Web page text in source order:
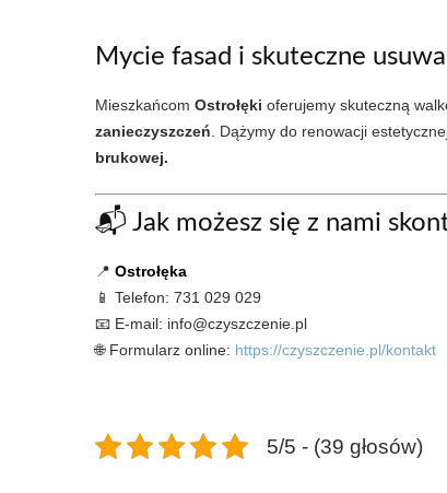
Mycie fasad i skuteczne
Mieszkańcom Ostrołęki oferujemy skuteczną
zanieczyszczeń . Dążymy do renowacji
brukowej.
📬 Jak możesz się z nami
📍 Ostrołęka
📱 Telefon: 731 029 029
📧 E-mail: info@czyszczenie.pl
🌐 Formularz online: https://czyszczenie.pl/kontakt
5/5 - (39 głosów)